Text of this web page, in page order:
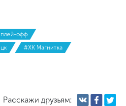
офф
#ХК Магнитка
Расскажи друзьям: